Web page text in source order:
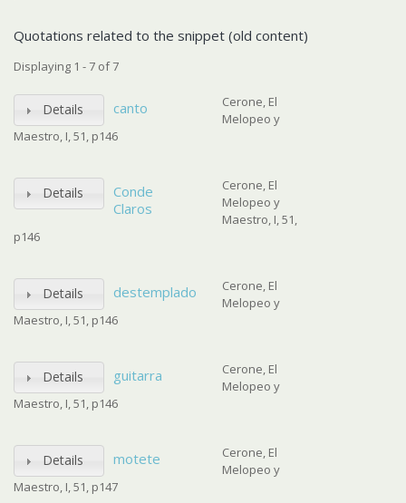
Quotations related to the snippet (old content)
Displaying 1 - 7 of 7
Details canto
Cerone, El
Melopeo y
Maestro, I, 51, p146
Details
Conde
Claros
Cerone, El
Melopeo y
Maestro, I, 51,
p146
Details destemplado
Cerone, El
Melopeo y
Maestro, I, 51, p146
Details guitarra
Cerone, El
Melopeo y
Maestro, I, 51, p146
Details motete
Cerone, El
Melopeo y
Maestro, I, 51, p147